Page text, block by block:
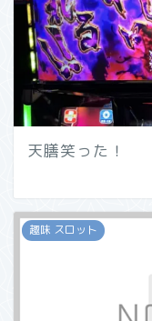
天膳笑った！
趣味 スロット